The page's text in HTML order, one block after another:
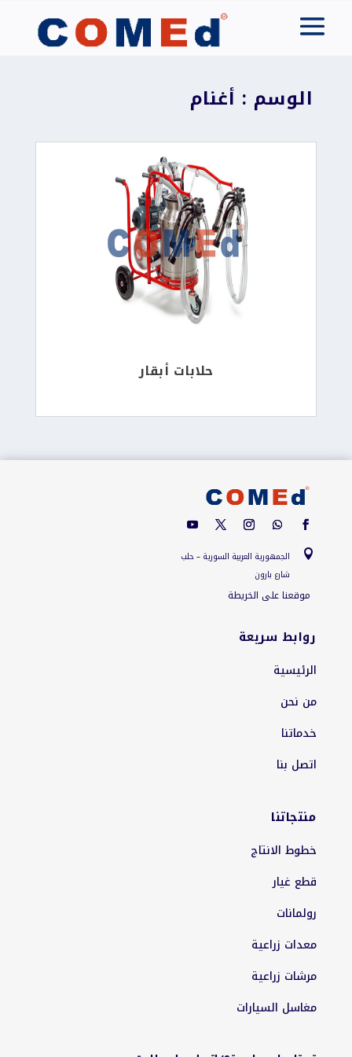
الوسم : أغنام
حلابات أبقار

الجمهورية العربية السورية – حلب
شارع بارون
موقعنا على الخريطة
روابط سريعة
الرئيسية
من نحن
خدماتنا
اتصل بنا
منتجاتنا
خطوط الانتاج
قطع غيار
رولمانات
معدات زراعية
مرشات زراعية
مغاسل السيارات